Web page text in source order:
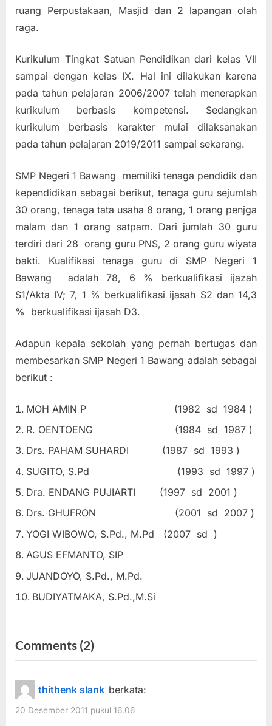
ruang Perpustakaan, Masjid dan 2 lapangan olah
raga.
Kurikulum Tingkat Satuan Pendidikan dari kelas VII
sampai dengan kelas IX. Hal ini dilakukan karena
pada tahun pelajaran 2006/2007 telah menerapkan
kurikulum berbasis kompetensi. Sedangkan
kurikulum berbasis karakter mulai dilaksanakan
pada tahun pelajaran 2019/2011 sampai sekarang.
SMP Negeri 1 Bawang memiliki tenaga pendidik dan
kependidikan sebagai berikut, tenaga guru sejumlah
30 orang, tenaga tata usaha 8 orang, 1 orang penjga
malam dan 1 orang satpam. Dari jumlah 30 guru
terdiri dari 28 orang guru PNS, 2 orang guru wiyata
bakti. Kualifikasi tenaga guru di SMP Negeri 1
Bawang adalah 78, 6 % berkualifikasi ijazah
S1/Akta IV; 7, 1 % berkualifikasi ijasah S2 dan 14,3
% berkualifikasi ijasah D3.
Adapun kepala sekolah yang pernah bertugas dan
membesarkan SMP Negeri 1 Bawang adalah sebagai
berikut :
MOH AMIN P (1982 sd 1984 )
R. OENTOENG (1984 sd 1987 )
Drs. PAHAM SUHARDI (1987 sd 1993 )
SUGITO, S.Pd (1993 sd 1997 )
Dra. ENDANG PUJIARTI (1997 sd 2001 )
Drs. GHUFRON (2001 sd 2007 )
YOGI WIBOWO, S.Pd., M.Pd (2007 sd )
AGUS EFMANTO, SIP
JUANDOYO, S.Pd., M.Pd.
BUDIYATMAKA, S.Pd.,M.Si
Comments (2)on
“Profil”
thithenk slank berkata:
20 Desember 2011 pukul 16.06